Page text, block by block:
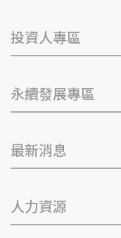
投資人專區
永續發展專區
最新消息
人力資源